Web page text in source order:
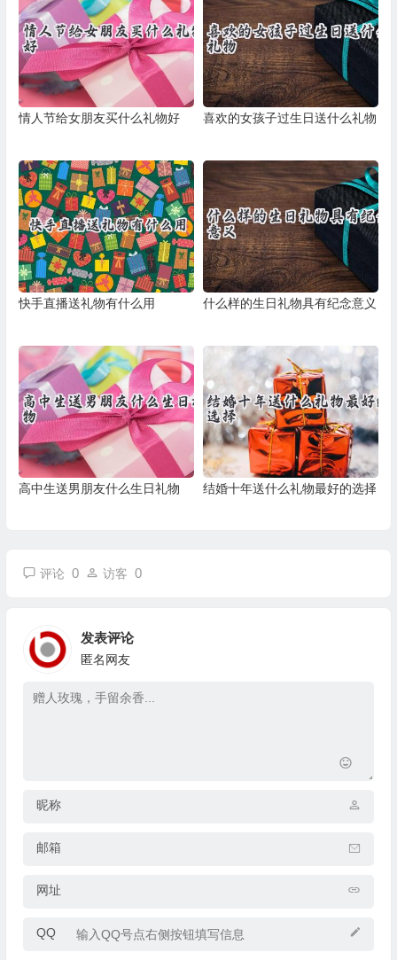
情人节给女朋友买什么礼物好 喜欢的女孩子过生日送什么礼物
快手直播送礼物有什么用 什么样的生日礼物具有纪念意义
高中生送男朋友什么生日礼物 结婚十年送什么礼物最好的选择
评论 0 访客 0
发表评论
匿名网友
昵称
邮箱
网址
QQ